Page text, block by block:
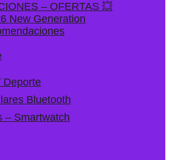
– OFERTAS 💥
New Generation
Deporte
Bluetooth
– Smartwatch